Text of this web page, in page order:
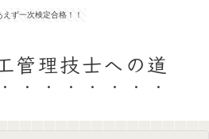
えず一次検定合格！！
管理技士への道